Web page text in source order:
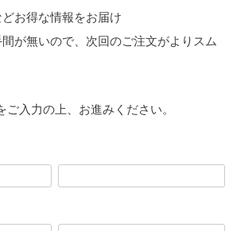
お得な情報をお届け
が無いので、次回のご注文がよりスム
ご入力の上、お進みください。